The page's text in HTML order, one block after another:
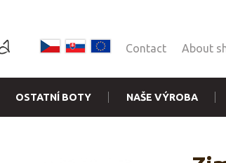
Contact About
OSTATNÍ BOTY NAŠE VÝROBA